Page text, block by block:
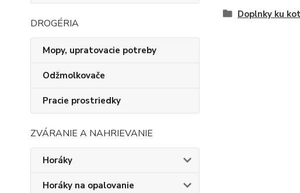
DROGÉRIA
Mopy, upratovacie potreby
Odžmolkovače
Pracie prostriedky
ZVÁRANIE A NAHRIEVANIE
Horáky
Horáky na opalovanie
Doplnky ku